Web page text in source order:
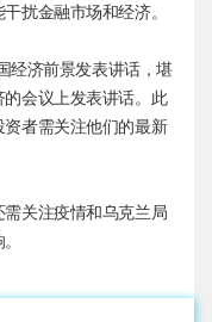
扰金融市场和经济。
经济前景发表讲话，堪
会议上发表讲话。此
者需关注他们的最新
关注疫情和乌克兰局